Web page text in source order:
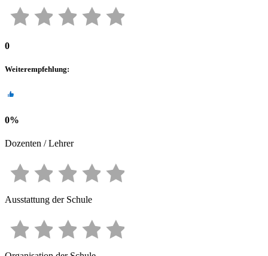
0
Weiterempfehlung:
0%
Dozenten / Lehrer
Ausstattung der Schule